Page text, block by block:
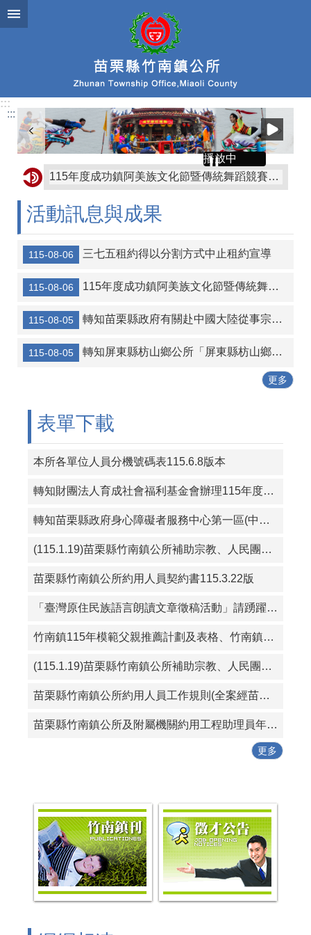
跳到主要內容區塊
:::
:::
播放中
協助公告金門縣金沙鎮公所訂定「金門縣金沙鎮鼓勵生育獎勵金發放自治條例」令、公告、條文全文、總說明、條文對照表各1份
【協助宣導】監察院115年營利事業捐贈政治獻金文宣
協助海洋委員會宣傳-本會訂於115年8月14日辦理「海岸韌性Plus－海青提案行動工作坊」
活動訊息與成果
115-08-06 三七五租約得以分割方式中止租約宣導
115-08-06 115年度成功鎮阿美族文化節暨傳統舞蹈競賽及族語推廣系列活動
115-08-05 轉知苗栗縣政府有關赴中國大陸從事宗教交流相關風險及注意事項
115-08-05 轉知屏東縣枋山鄉公所「屏東縣枋山鄉發放兒童節兒童禮金自治條例」部分條文公告、令、總說明、修正條文對照表及全部條文各1份
更多
表單下載
本所各單位人員分機號碼表115.6.8版本
轉知財團法人育成社會福利基金會辦理115年度「從CRPD到ISP－專業人員支持身心障礙者積極參與個別化服務計畫研習課程」報名簡章資料
轉知苗栗縣政府身心障礙者服務中心第一區(中華民國珍珠社會福利服務協會承辦)辦理「一家心聚系列宣導活動」第1次活動簡章
(115.1.19)苗栗縣竹南鎮公所補助宗教、人民團體活動實施要點
苗栗縣竹南鎮公所約用人員契約書115.3.22版
「臺灣原住民族語言朗讀文章徵稿活動」請踴躍投稿
竹南鎮115年模範父親推薦計劃及表格、竹南鎮115好人好事代表推薦計畫及表格
(115.1.19)苗栗縣竹南鎮公所補助宗教、人民團體活動實施要點
苗栗縣竹南鎮公所約用人員工作規則(全案經苗栗縣政府115年1月19日府勞資字第1150005614號同意備查)
苗栗縣竹南鎮公所及附屬機關約用工程助理員年終考核紀錄表
更多